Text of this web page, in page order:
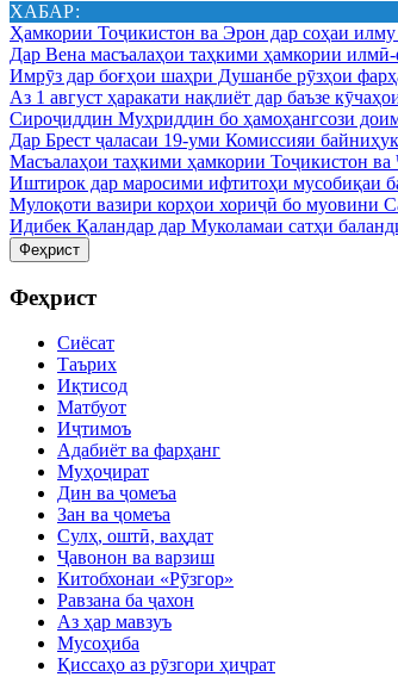
ХАБАР:
Ҳамкории Тоҷикистон ва Эрон дар соҳаи
Дар Вена масъалаҳои таҳкими ҳамкории
Имрӯз дар боғҳои шаҳри Душанбе рӯзҳои
Аз 1 август ҳаракати нақлиёт дар баъзе
Сироҷиддин Муҳриддин бо ҳамоҳангсози
Дар Брест ҷаласаи 19-уми Комиссияи
Масъалаҳои таҳкими ҳамкории Тоҷикистон ва
Иштирок дар маросими ифтитоҳи мусобиқаи
Мулоқоти вазири корҳои хориҷӣ бо муовини
Идибек Қаландар дар Муколамаи сатҳи
Феҳрист
Феҳрист
Сиёсат
Таърих
Иқтисод
Матбуот
Иҷтимоъ
Адабиёт ва фарҳанг
Муҳоҷират
Дин ва ҷомеъа
Зан ва ҷомеъа
Сулҳ, оштӣ, ваҳдат
Ҷавонон ва варзиш
Китобхонаи «Рӯзгор»
Равзана ба ҷахон
Аз ҳар мавзуъ
Мусоҳиба
Қиссаҳо аз рӯзгори ҳиҷрат